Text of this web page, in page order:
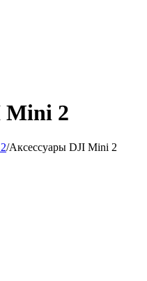
Mini 2
/Аксессуары DJI Mini 2